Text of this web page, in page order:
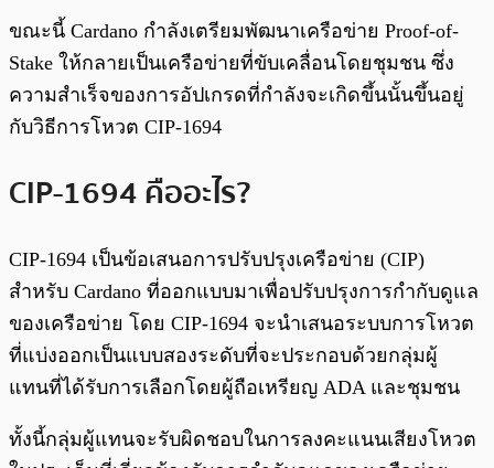
ขณะนี้ Cardano กำลังเตรียมพัฒนาเครือข่าย Proof-of-
Stake ให้กลายเป็นเครือข่ายที่ขับเคลื่อนโดยชุมชน ซึ่ง
ความสำเร็จของการอัปเกรดที่กำลังจะเกิดขึ้นนั้นขึ้นอยู่
กับวิธีการโหวต CIP-1694
CIP-1694 คืออะไร?
CIP-1694 เป็นข้อเสนอการปรับปรุงเครือข่าย (CIP)
สำหรับ Cardano ที่ออกแบบมาเพื่อปรับปรุงการกำกับดูแล
ของเครือข่าย โดย CIP-1694 จะนำเสนอระบบการโหวต
ที่แบ่งออกเป็นแบบสองระดับที่จะประกอบด้วยกลุ่มผู้
แทนที่ได้รับการเลือกโดยผู้ถือเหรียญ ADA และชุมชน
ทั้งนี้กลุ่มผู้แทนจะรับผิดชอบในการลงคะแนนเสียงโหวต